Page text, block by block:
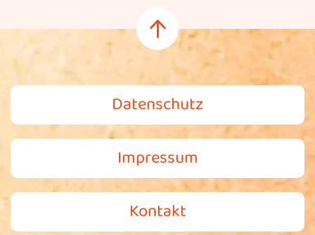
Datenschutz
Impressum
Kontakt